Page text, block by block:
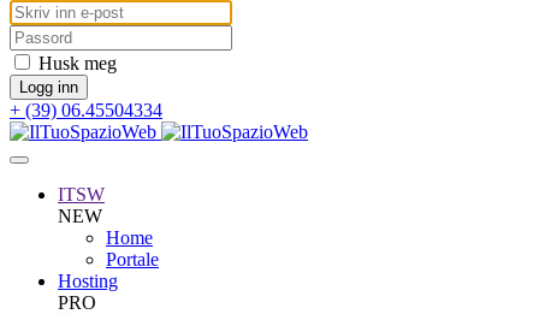
Husk meg
+ (39) 06.45504334
ITSW
NEW
Home
Portale
Hosting
PRO